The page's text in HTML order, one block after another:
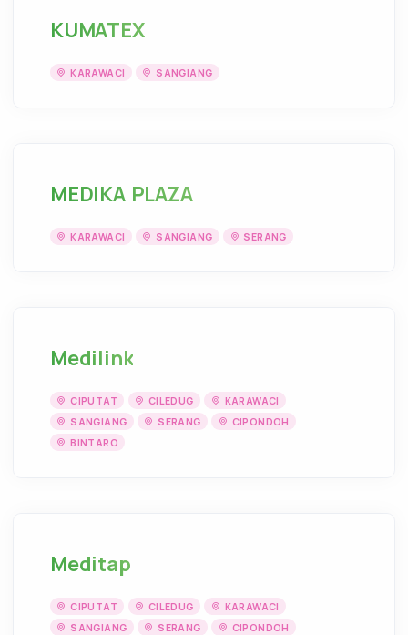
KUMATEX
KARAWACI SANGIANG
MEDIKA PLAZA
KARAWACI SANGIANG SERANG
Medilink
CIPUTAT CILEDUG
KARAWACI
SANGIANG
SERANG
CIPONDOH
BINTARO
Meditap
CIPUTAT CILEDUG
KARAWACI
SANGIANG
SERANG
CIPONDOH